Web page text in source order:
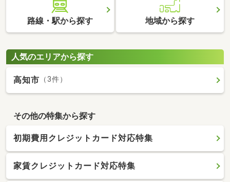
路線・駅から探す 地域から探す
人気のエリアから探す
高知市 （3件）
その他の特集から探す
初期費用クレジットカード対応特集
家賃クレジットカード対応特集